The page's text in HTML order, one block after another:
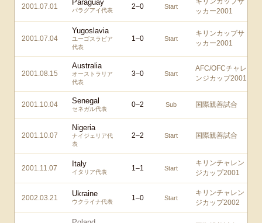
2001.07.01 Paraguay
パラグアイ代表 2–0 Start
ッカー2001
2001.07.04
Yugoslavia
ユーゴスラビア
代表
1–0 Start
キリンカップサ
ッカー2001
2001.08.15
Australia
オーストラリア
代表
3–0 Start
AFC/OFCチャレ
ンジカップ2001
2001.10.04 Senegal
セネガル代表
0–2 Sub 国際親善試合
2001.10.07
Nigeria
ナイジェリア代
表
2–2 Start 国際親善試合
2001.11.07 Italy
イタリア代表 1–1 Start
キリンチャレン
ジカップ2001
2002.03.21 Ukraine
ウクライナ代表 1–0 Start
キリンチャレン
ジカップ2002